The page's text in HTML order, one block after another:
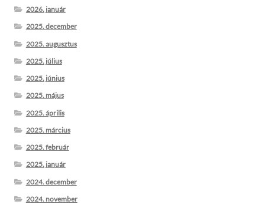
2026. január
2025. december
2025. augusztus
2025. július
2025. június
2025. május
2025. április
2025. március
2025. február
2025. január
2024. december
2024. november